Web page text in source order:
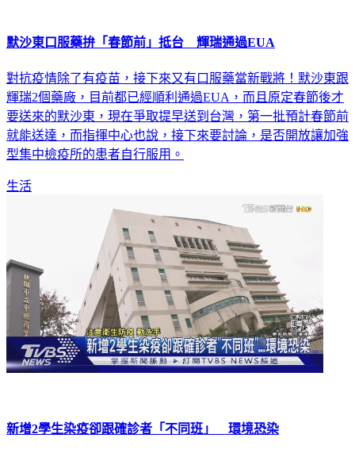
默沙東口服藥拚「春節前」抵台 輝瑞通過EUA
對抗疫情除了有疫苗，接下來又有口服藥當新戰將！默沙東跟
輝瑞2個藥廠，目前都已經順利通過EUA，而且原定春節後才
要送來的默沙東，現在爭取提早送到台灣，第一批預計春節前
就能送達，而指揮中心也說，接下來要討論，是否開放讓加強
型集中檢疫所的患者自行服用。
生活
新增2學生染疫卻跟確診者「不同班」 環境恐染